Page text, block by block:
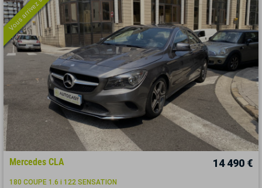
Mercedes CLA 14 490 €
180 COUPE 1.6 i 122 SENSATION